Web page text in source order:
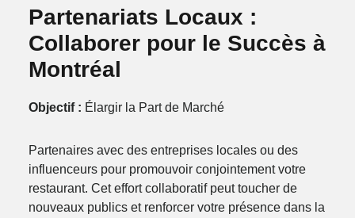
Partenariats Locaux :
Collaborer pour le Succès à
Montréal
Objectif : Élargir la Part de Marché
Partenaires avec des entreprises locales ou des
influenceurs pour promouvoir conjointement votre
restaurant. Cet effort collaboratif peut toucher de
nouveaux publics et renforcer votre présence dans la